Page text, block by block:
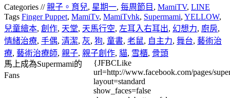
Categories //親子。育兒, 星期一, 每周節目 , MamiTV, LINE
Tags Finger Puppet, MamiTv, MamiTvhk, Supermami, YELLOW,
兒童繪本, 創作, 天堂, 天馬行空, 左耳入右耳出, 幻想力, 廚房,
情緒治療, 手偶, 清潔, 灰, 狗, 童書, 老鼠, 自主力, 舞台, 藝術治
療, 藝術治療師, 親子, 親子創作, 貓, 雪櫃, 骨頭
馬上成為Supermami的
Fans
{JFBCLike
url=http://www.facebook.com/pages/
layout=standard
show_faces=false